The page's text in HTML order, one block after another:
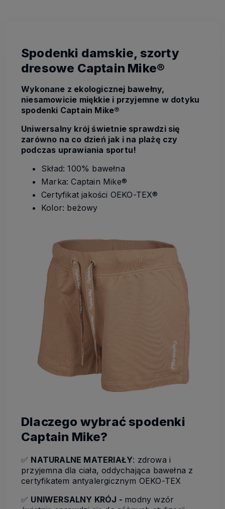
Spodenki damskie, szorty
dresowe Captain Mike®
Wykonane z ekologicznej bawełny,
niesamowicie miękkie i przyjemne w dotyku
spodenki Captain Mike®
Uniwersalny krój świetnie sprawdzi się
zarówno na co dzień jak i na plażę czy
podczas uprawiania sportu!
Skład: 100% bawełna
Marka: Captain Mike®
Certyfikat jakości OEKO-TEX®
Kolor: beżowy
Dlaczego wybrać spodenki
Captain Mike?
✅ NATURALNE MATERIAŁY: zdrowa i
przyjemna dla ciała, oddychająca bawełna z
certyfikatem antyalergicznym OEKO-TEX
✅ UNIWERSALNY KRÓJ - modny wzór